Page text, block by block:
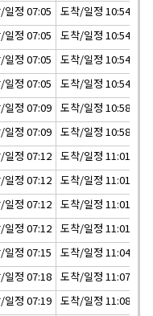
일정 07:05 도착/일정 10:54
일정 07:05 도착/일정 10:54
일정 07:05 도착/일정 10:54
일정 07:05 도착/일정 10:54
일정 07:09 도착/일정 10:58
일정 07:09 도착/일정 10:58
일정 07:12 도착/일정 11:01
일정 07:12 도착/일정 11:01
일정 07:12 도착/일정 11:01
일정 07:12 도착/일정 11:01
일정 07:15 도착/일정 11:04
일정 07:18 도착/일정 11:07
일정 07:19 도착/일정 11:08